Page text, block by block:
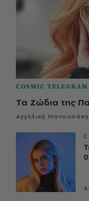
COSMIC TELEGRAM
Τα Ζώδια της
Αγγελική Μανουσάκη